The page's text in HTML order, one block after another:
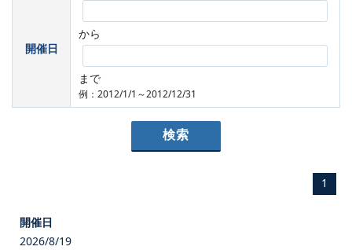
開催日
から
まで
例：2012/1/1～2012/12/31
1
2026/8/19